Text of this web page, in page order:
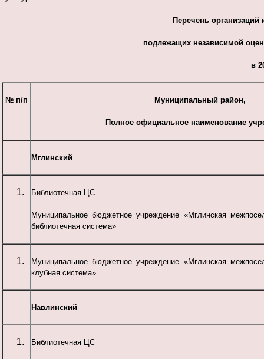
Перечень организаций
подлежащих независимой
в
№ п/п Муниципальный район,
Полное официальное наименование
Мглинский
Библиотечная ЦС
Муниципальное бюджетное учреждение «Мглинская
библиотечная система»
Муниципальное бюджетное учреждение «Мглинская
клубная система»
Навлинский
Библиотечная ЦС